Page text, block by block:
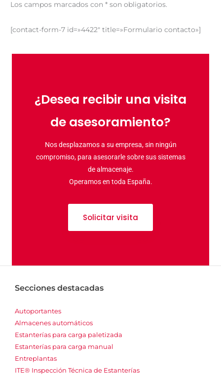
Los campos marcados con * son obligatorios.
[contact-form-7 id=»4422″ title=»Formulario contacto»]
¿Desea recibir una visita
de asesoramiento?
Nos desplazamos a su empresa, sin ningún
compromiso, para asesorarle sobre sus sistemas
de almacenaje.
Operamos en toda España.
Solicitar visita
Secciones destacadas
Autoportantes
Almacenes automáticos
Estanterías para carga paletizada
Estanterías para carga manual
Entreplantas
ITE® Inspección Técnica de Estanterías